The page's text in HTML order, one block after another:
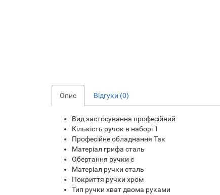
Опис Відгуки (0)
Вид застосування професійний
Кількість ручок в наборі 1
Професійне обладнання Так
Матеріал грифа сталь
Обертання ручки є
Матеріал ручки сталь
Покриття ручки хром
Тип ручки хват двома руками